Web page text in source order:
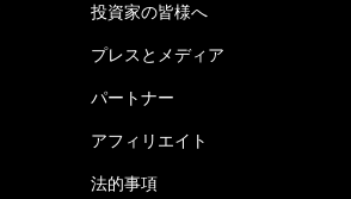
投資家の皆様へ
プレスとメディア
パートナー
アフィリエイト
法的事項